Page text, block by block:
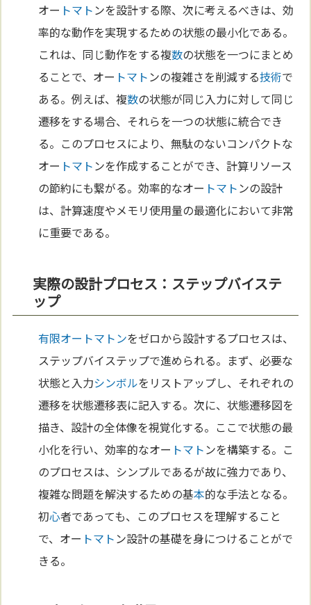
オー トマト ンを設計する際、次に考えるべきは、効
率的な動作を実現するための状態の最小化である。
これは、同じ動作をする複数の状態を一つにまとめ
ることで、オー トマト ンの複雑さを削減する技術で
ある。例えば、複数の状態が同じ入力に対して同じ
遷移をする場合、それらを一つの状態に統合でき
る。このプロセスにより、無駄のないコンパクトな
オー トマト ンを作成することができ、計算リソース
の節約にも繋がる。効率的なオー トマト ンの設計
は、計算速度やメモリ使用量の最適化において非常
に重要である。
実際の設計プロセス：ステップバイステ
ップ
有限オートマトンをゼロから設計するプロセスは、
ステップバイステップで進められる。まず、必要な
状態と入力シンボルをリストアップし、それぞれの
遷移を状態遷移表に記入する。次に、状態遷移図を
描き、設計の全体像を視覚化する。ここで状態の最
小化を行い、効率的なオー トマト ンを構築する。こ
のプロセスは、シンプルであるが故に強力であり、
複雑な問題を解決するための基本的な手法となる。
初心者であっても、このプロセスを理解すること
で、オー トマト ン設計の基礎を身につけることがで
きる。